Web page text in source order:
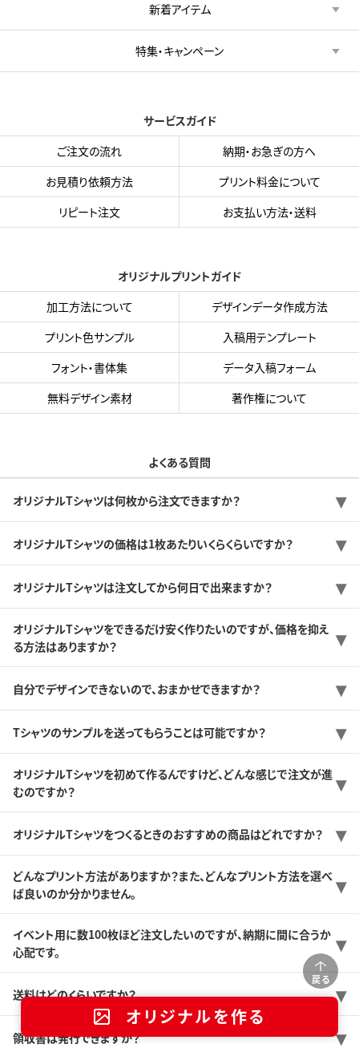
戻る
オリジナルを作る
新着アイテム
特集・キャンペーン
サービスガイド
ご注文の流れ
納期・お急ぎの方へ
お見積り依頼方法
プリント料金について
リピート注文
お支払い方法・送料
オリジナルプリントガイド
加工方法について
デザインデータ作成方法
プリント色サンプル
入稿用テンプレート
フォント・書体集
データ入稿フォーム
無料デザイン素材
著作権について
よくある質問
オリジナルTシャツは何枚から注文できますか？
オリジナルTシャツの価格は1枚あたりいくらくらいですか？
オリジナルTシャツは注文してから何日で出来ますか？
オリジナルTシャツをできるだけ安く作りたいのですが、価格を抑え
る方法はありますか？
自分でデザインできないので、おまかせできますか？
Tシャツのサンプルを送ってもらうことは可能ですか？
オリジナルTシャツを初めて作るんですけど、どんな感じで注文が進
むのですか？
オリジナルTシャツをつくるときのおすすめの商品はどれですか？
どんなプリント方法がありますか？また、どんなプリント方法を選べ
ば良いのか分かりません。
イベント用に数100枚ほど注文したいのですが、納期に間に合うか
心配です。
送料はどのくらいですか？
領収書は発行できますか？